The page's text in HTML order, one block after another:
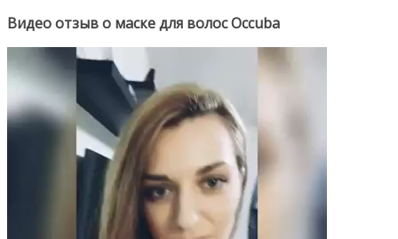
Видео отзыв о маске для волос Occuba